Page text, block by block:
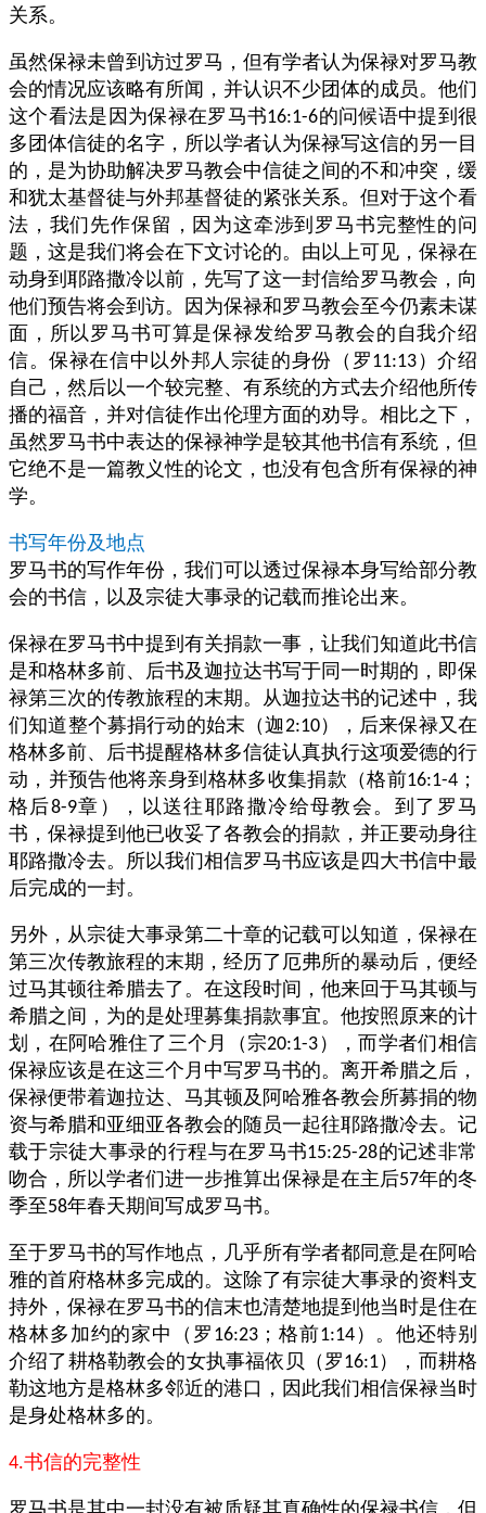
关系。
虽然保禄未曾到访过罗马，但有学者认为保禄对罗马教
会的情况应该略有所闻，并认识不少团体的成员。他们
这个看法是因为保禄在罗马书16:1-6的问候语中提到很
多团体信徒的名字，所以学者认为保禄写这信的另一目
的，是为协助解决罗马教会中信徒之间的不和冲突，缓
和犹太基督徒与外邦基督徒的紧张关系。但对于这个看
法，我们先作保留，因为这牵涉到罗马书完整性的问
题，这是我们将会在下文讨论的。由以上可见，保禄在
动身到耶路撒冷以前，先写了这一封信给罗马教会，向
他们预告将会到访。因为保禄和罗马教会至今仍素未谋
面，所以罗马书可算是保禄发给罗马教会的自我介绍
信。保禄在信中以外邦人宗徒的身份（罗11:13 ）介绍
自己，然后以一个较完整、有系统的方式去介绍他所传
播的福音，并对信徒作出伦理方面的劝导。相比之下，
虽然罗马书中表达的保禄神学是较其他书信有系统，但
它绝不是一篇教义性的论文，也没有包含所有保禄的神
学。
书写年份及地点
罗马书的写作年份，我们可以透过保禄本身写给部分教
会的书信，以及宗徒大事录的记载而推论出来。
保禄在罗马书中提到有关捐款一事，让我们知道此书信
是和格林多前、后书及迦拉达书写于同一时期的，即保
禄第三次的传教旅程的末期。从迦拉达书的记述中，我
们知道整个募捐行动的始末（迦2:10），后来保禄又在
格林多前、后书提醒格林多信徒认真执行这项爱德的行
动，并预告他将亲身到格林多收集捐款（格前16:1-4 ；
格后8-9章），以送往耶路撒冷给母教会。到了罗马
书，保禄提到他已收妥了各教会的捐款，并正要动身往
耶路撒冷去。所以我们相信罗马书应该是四大书信中最
后完成的一封。
另外，从宗徒大事录第二十章的记载可以知道，保禄在
第三次传教旅程的末期，经历了厄弗所的暴动后，便经
过马其顿往希腊去了。在这段时间，他来回于马其顿与
希腊之间，为的是处理募集捐款事宜。他按照原来的计
划，在阿哈雅住了三个月（宗20:1-3 ），而学者们相信
保禄应该是在这三个月中写罗马书的。离开希腊之后，
保禄便带着迦拉达、马其顿及阿哈雅各教会所募捐的物
资与希腊和亚细亚各教会的随员一起往耶路撒冷去。记
载于宗徒大事录的行程与在罗马书15:25-28的记述非常
吻合，所以学者们进一步推算出保禄是在主后57年的冬
季至58年春天期间写成罗马书。
至于罗马书的写作地点，几乎所有学者都同意是在阿哈
雅的首府格林多完成的。这除了有宗徒大事录的资料支
持外，保禄在罗马书的信末也清楚地提到他当时是住在
格林多加约的家中（罗 16:23；格前1:14）。他还特别
介绍了耕格勒教会的女执事福依贝（罗16:1），而耕格
勒这地方是格林多邻近的港口，因此我们相信保禄当时
是身处格林多的。
4.书信的完整性
罗马书是其中一封没有被质疑其真确性的保禄书信，但